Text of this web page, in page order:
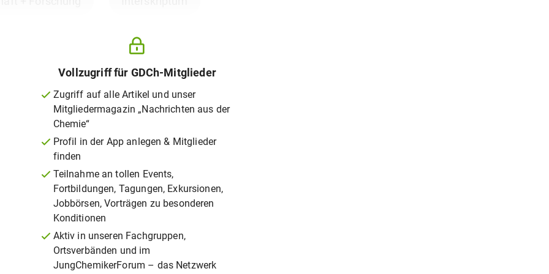
Vollzugriff für GDCh-Mitglieder
Zugriff auf alle Artikel und unser
Mitgliedermagazin „Nachrichten aus der
Chemie“
Profil in der App anlegen & Mitglieder
finden
Teilnahme an tollen Events,
Fortbildungen, Tagungen, Exkursionen,
Jobbörsen, Vorträgen zu besonderen
Konditionen
Aktiv in unseren Fachgruppen,
Ortsverbänden und im
JungChemikerForum – das Netzwerk